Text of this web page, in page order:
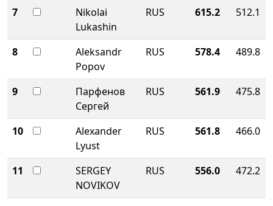
7
Nikolai
Lukashin
RUS 615.2 512.1
8
Aleksandr
Popov
RUS 578.4 489.8
9
Парфенов
Сергей
RUS 561.9 475.8
10
Alexander
Lyust
RUS 561.8 466.0
11
SERGEY
NOVIKOV
RUS 556.0 472.2